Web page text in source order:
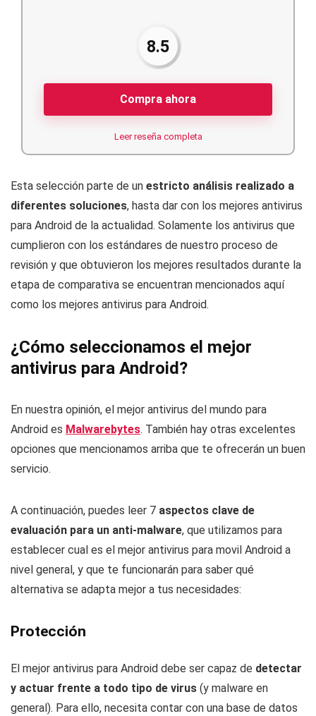
8.5
Compra ahora
Leer reseña completa
Esta selección parte de un estricto análisis realizado a
diferentes soluciones, hasta dar con los mejores antivirus
para Android de la actualidad. Solamente los antivirus que
cumplieron con los estándares de nuestro proceso de
revisión y que obtuvieron los mejores resultados durante la
etapa de comparativa se encuentran mencionados aquí
como los mejores antivirus para Android.
¿Cómo seleccionamos el mejor
antivirus para Android?
En nuestra opinión, el mejor antivirus del mundo para
Android es Malwarebytes. También hay otras excelentes
opciones que mencionamos arriba que te ofrecerán un buen
servicio.
A continuación, puedes leer 7 aspectos clave de
evaluación para un anti-malware, que utilizamos para
establecer cual es el mejor antivirus para movil Android a
nivel general, y que te funcionarán para saber qué
alternativa se adapta mejor a tus necesidades:
Protección
El mejor antivirus para Android debe ser capaz de detectar
y actuar frente a todo tipo de virus (y malware en
general). Para ello, necesita contar con una base de datos